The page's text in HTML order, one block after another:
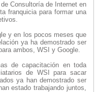
Consultoría de Internet en
franquicia para formar una
y en los pocos meses que
ya ha demostrado ser
ambos, WSI y Google.
de capacitación en toda
de WSI para sacar
ya han demostrado ser
estado trabajando juntos,